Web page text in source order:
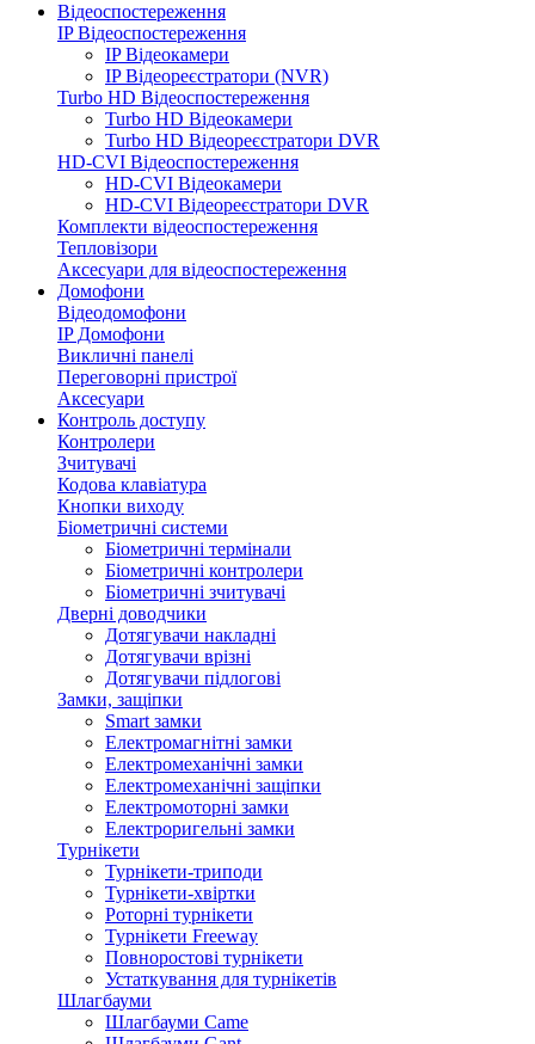
Відеоспостереження
IP Відеоспостереження
IP Відеокамери
IP Відеореєстратори (NVR)
Turbo HD Відеоспостереження
Turbo HD Відеокамери
Turbo HD Відеореєстратори DVR
HD-CVI Відеоспостереження
HD-CVI Відеокамери
HD-CVI Відеореєстратори DVR
Комплекти відеоспостереження
Тепловізори
Аксесуари для відеоспостереження
Домофони
Відеодомофони
IP Домофони
Викличні панелі
Переговорні пристрої
Аксесуари
Контроль доступу
Контролери
Зчитувачі
Кодова клавіатура
Кнопки виходу
Біометричні системи
Біометричні термінали
Біометричні контролери
Біометричні зчитувачі
Дверні доводчики
Дотягувачи накладні
Дотягувачи врізні
Дотягувачи підлогові
Замки, защіпки
Smart замки
Електромагнітні замки
Електромеханічні замки
Електромеханічні защіпки
Електромоторні замки
Електроригельні замки
Турнікети
Турнікети-триподи
Турнікети-хвіртки
Роторні турнікети
Турнікети Freeway
Повноростові турнікети
Устаткування для турнікетів
Шлагбауми
Шлагбауми Came